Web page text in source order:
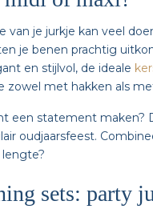
van je jurkje kan veel
je benen prachtig
en stijlvol, de ideale
zowel met hakken als
een statement maken?
oudjaarsfeest.
sets: party